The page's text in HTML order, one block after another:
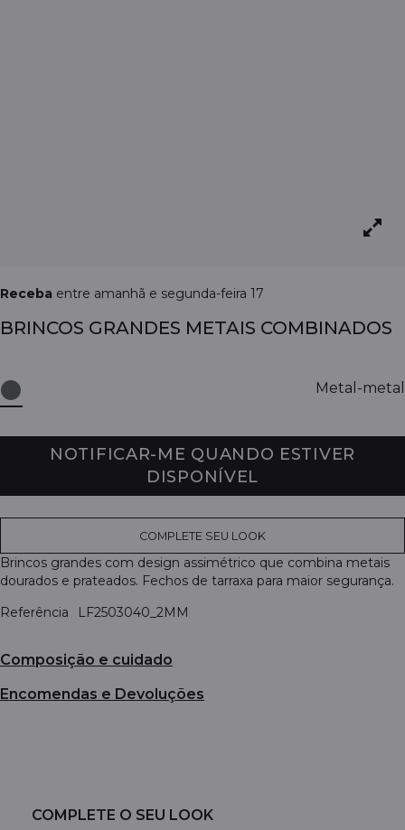
Receba entre amanhã e segunda-feira 17
BRINCOS GRANDES METAIS COMBINADOS
Metal-metal
NOTIFICAR-ME QUANDO ESTIVER
DISPONÍVEL
COMPLETE SEU LOOK
Brincos grandes com design assimétrico que combina metais
dourados e prateados. Fechos de tarraxa para maior segurança.
Referência
LF2503040_2MM
Composição e cuidado
Encomendas e Devoluções
COMPLETE O SEU LOOK